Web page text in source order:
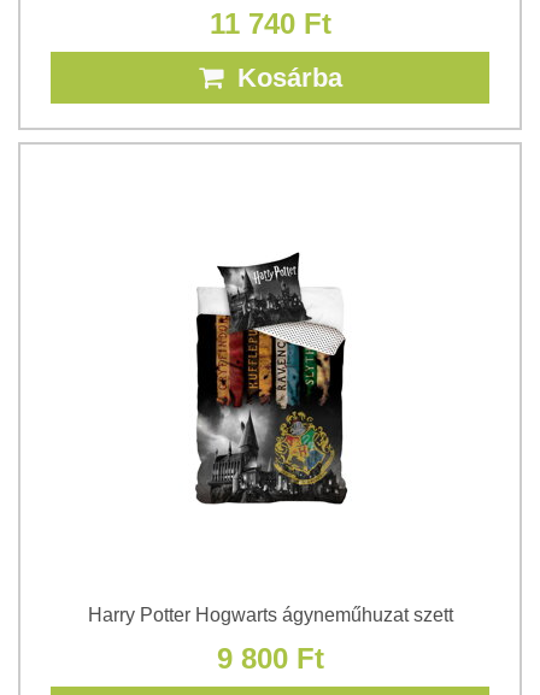
11 740 Ft
Kosárba
Harry Potter Hogwarts ágyneműhuzat szett
9 800 Ft